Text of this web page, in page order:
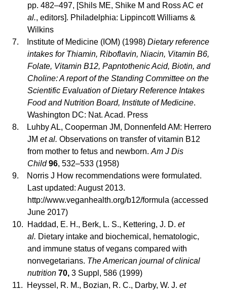
pp. 482–497, [Shils ME, Shike M and Ross AC et
al., editors]. Philadelphia: Lippincott Williams &
Wilkins
7.
Institute of Medicine (IOM) (1998) Dietary reference
intakes for Thiamin, Riboflavin, Niacin, Vitamin B6,
Folate, Vitamin B12, Papntothenic Acid, Biotin, and
Choline: A report of the Standing Committee on the
Scientific Evaluation of Dietary Reference Intakes
Food and Nutrition Board, Institute of Medicine.
Washington DC: Nat. Acad. Press
8.
Luhby AL, Cooperman JM, Donnenfeld AM: Herrero
JM et al. Observations on transfer of vitamin B12
from mother to fetus and newborn.Am J Dis
Child 96, 532–533 (1958)
9.
Norris J How recommendations were formulated.
Last updated: August 2013.
http://www.veganhealth.org/b12/formula (accessed
June 2017)
10.
Haddad, E. H., Berk, L. S., Kettering, J. D. et
al. Dietary intake and biochemical, hematologic,
and immune status of vegans compared with
nonvegetarians. The American journal of clinical
nutrition 70,3 Suppl, 586 (1999)
11.
Heyssel, R. M., Bozian, R. C., Darby, W. J. et